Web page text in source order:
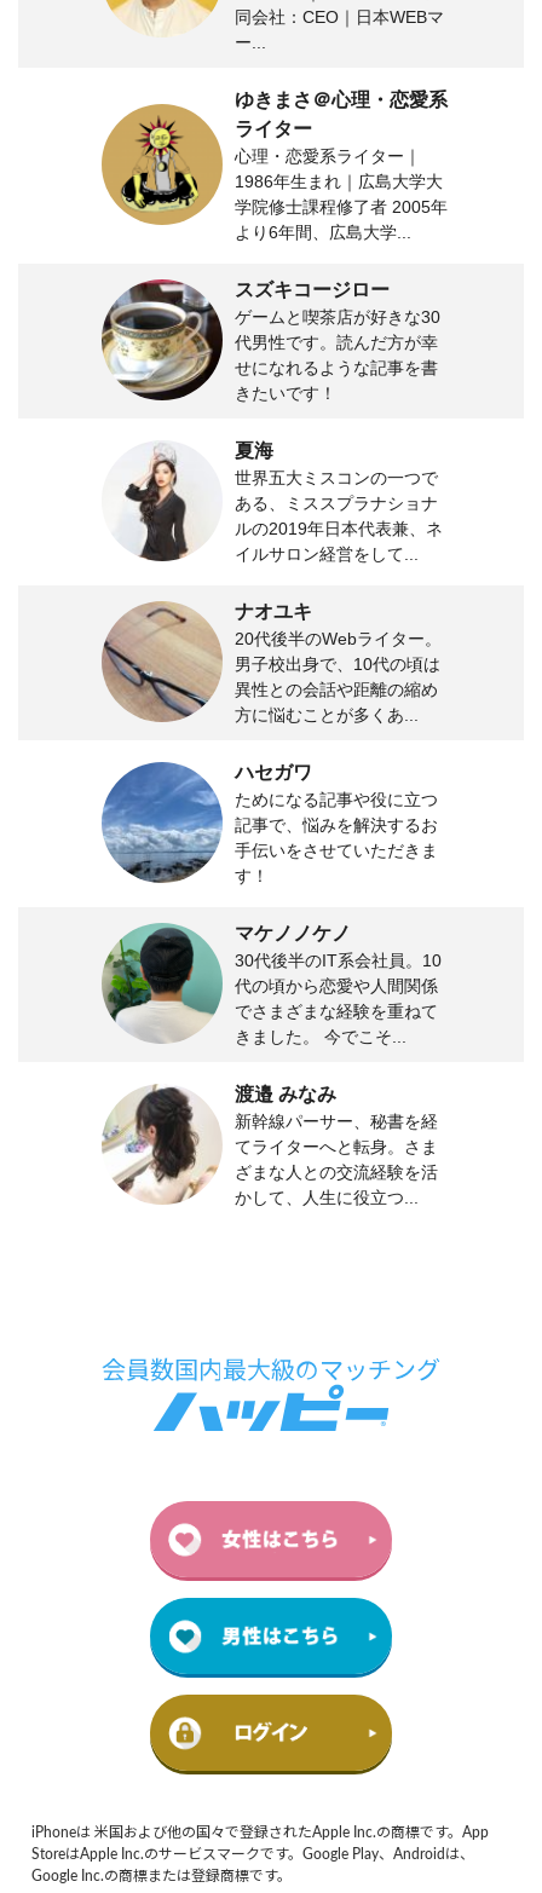
同会社：CEO｜日本WEBマ
ー...
ゆきまさ＠心理・恋愛系
ライター
心理・恋愛系ライター｜
1986年生まれ｜広島大学大
学院修士課程修了者 2005年
より6年間、広島大学...
スズキコージロー
ゲームと喫茶店が好きな30
代男性です。読んだ方が幸
せになれるような記事を書
きたいです！
夏海
世界五大ミスコンの一つで
ある、ミススプラナショナ
ルの2019年日本代表兼、ネ
イルサロン経営をして...
ナオユキ
20代後半のWebライター。
男子校出身で、10代の頃は
異性との会話や距離の縮め
方に悩むことが多くあ...
ハセガワ
ためになる記事や役に立つ
記事で、悩みを解決するお
手伝いをさせていただきま
す！
マケノノケノ
30代後半のIT系会社員。10
代の頃から恋愛や人間関係
でさまざまな経験を重ねて
きました。 今でこそ...
渡邉 みなみ
新幹線パーサー、秘書を経
てライターへと転身。さま
ざまな人との交流経験を活
かして、人生に役立つ...
iPhoneは 米国および他の国々で登録されたApple Inc.の商標です。App
StoreはApple Inc.のサービスマークです。Google Play、Androidは、
Google Inc.の商標または登録商標です。